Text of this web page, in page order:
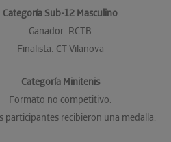
Categoría Sub-12 Masculino
Ganador: RCTB
Finalista: CT Vilanova
Categoría Minitenis
Formato no competitivo.
participantes recibieron una medalla.